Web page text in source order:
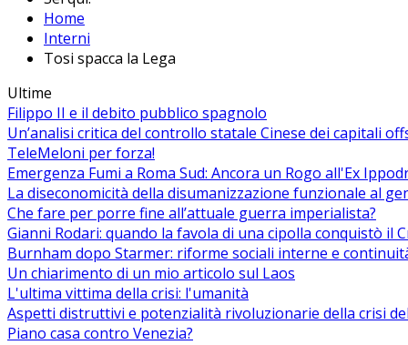
Home
Interni
Tosi spacca la Lega
Ultime
Filippo II e il debito pubblico spagnolo
Un’analisi critica del controllo statale Cinese dei capitali
TeleMeloni per forza!
Emergenza Fumi a Roma Sud: Ancora un Rogo all'Ex
La diseconomicità della disumanizzazione funzionale al
Che fare per porre fine all’attuale guerra imperialista?
Gianni Rodari: quando la favola di una cipolla conquistò il
Burnham dopo Starmer: riforme sociali interne e
Un chiarimento di un mio articolo sul Laos
L'ultima vittima della crisi: l'umanità
Aspetti distruttivi e potenzialità rivoluzionarie della crisi
Piano casa contro Venezia?